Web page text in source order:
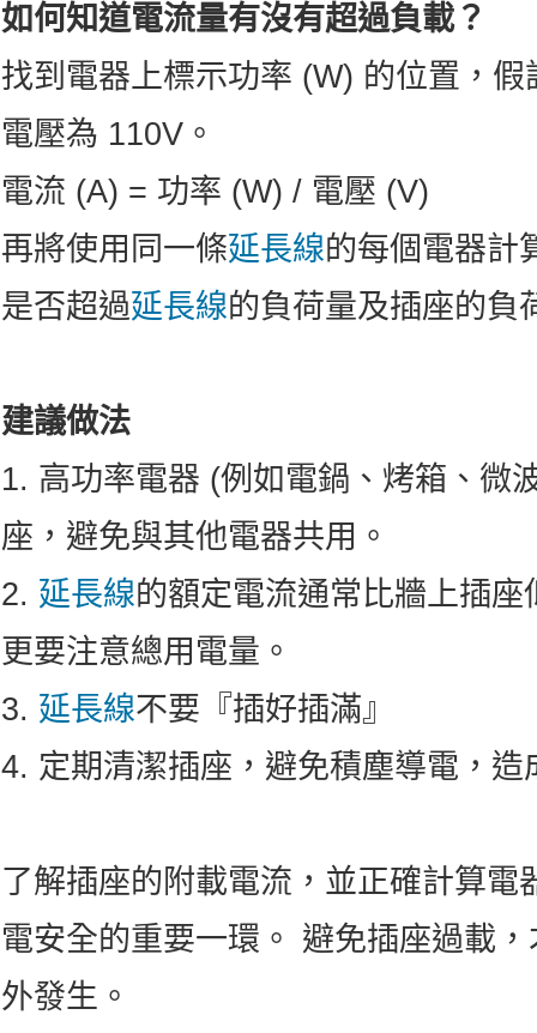
如何知道電流量有沒有超過負載？
找到電器上標示功率 (W) 的位置，
電壓為 110V。
電流 (A) = 功率 (W) / 電壓 (V)
再將使用同一條延長線的每個電器計
是否超過延長線的負荷量及插座的負
建議做法
1. 高功率電器 (例如電鍋、烤箱、微
座，避免與其他電器共用。
2. 延長線的額定電流通常比牆上插座
更要注意總用電量。
3. 延長線不要『插好插滿』
4. 定期清潔插座，避免積塵導電，造
了解插座的附載電流，並正確計算電
電安全的重要一環。 避免插座過載
外發生。